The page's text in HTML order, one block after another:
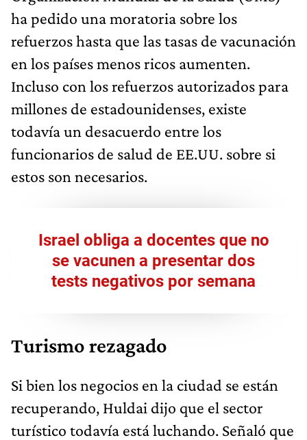
ha pedido una moratoria sobre los
refuerzos hasta que las tasas de vacunación
en los países menos ricos aumenten.
Incluso con los refuerzos autorizados para
millones de estadounidenses, existe
todavía un desacuerdo entre los
funcionarios de salud de EE.UU. sobre si
estos son necesarios.
Israel obliga a docentes que no
se vacunen a presentar dos
tests negativos por semana
Turismo rezagado
Si bien los negocios en la ciudad se están
recuperando, Huldai dijo que el sector
turístico todavía está luchando. Señaló que